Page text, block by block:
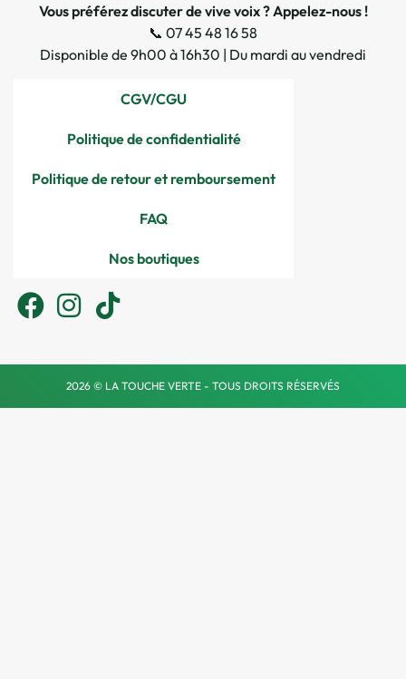
Vous préférez discuter de vive voix ? Appelez-nous !
📞 07 45 48 16 58
Disponible de 9h00 à 16h30 | Du mardi au vendredi
CGV/CGU
Politique de confidentialité
Politique de retour et remboursement
FAQ
Nos boutiques
2026 © LA TOUCHE VERTE - TOUS DROITS RÉSERVÉS